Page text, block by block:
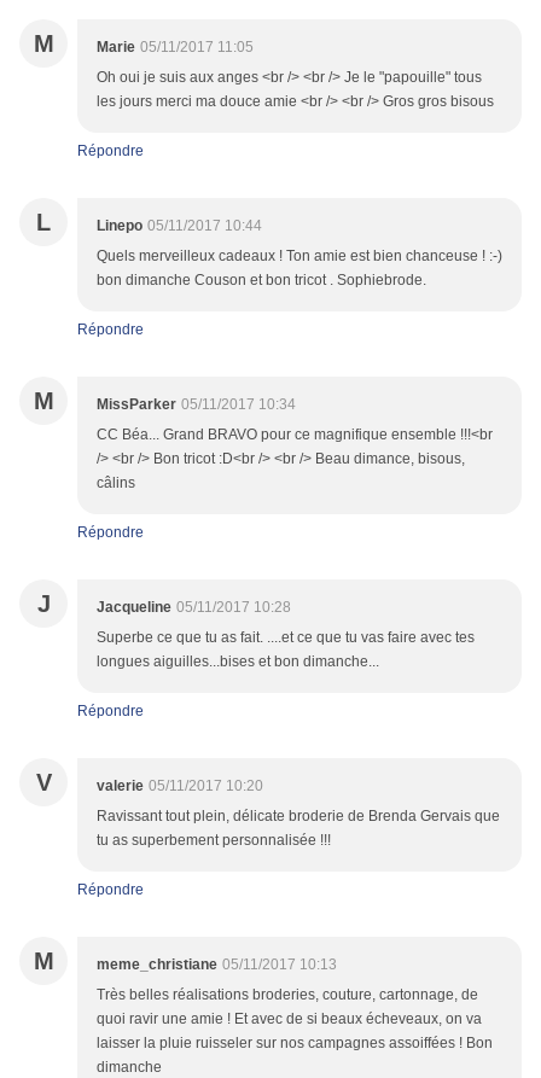
M Marie 05/11/2017 11:05
Oh oui je suis aux anges <br /> <br /> Je le "papouille" tous
les jours merci ma douce amie <br /> <br /> Gros gros bisous
Répondre
L Linepo 05/11/2017 10:44
Quels merveilleux cadeaux ! Ton amie est bien chanceuse ! :-)
bon dimanche Couson et bon tricot . Sophiebrode.
Répondre
M MissParker 05/11/2017 10:34
CC Béa... Grand BRAVO pour ce magnifique ensemble !!!<br
/> <br /> Bon tricot :D<br /> <br /> Beau dimance, bisous,
câlins
Répondre
J Jacqueline 05/11/2017 10:28
Superbe ce que tu as fait. ....et ce que tu vas faire avec tes
longues aiguilles...bises et bon dimanche...
Répondre
V valerie 05/11/2017 10:20
Ravissant tout plein, délicate broderie de Brenda Gervais que
tu as superbement personnalisée !!!
Répondre
M meme_christiane 05/11/2017 10:13
Très belles réalisations broderies, couture, cartonnage, de
quoi ravir une amie ! Et avec de si beaux écheveaux, on va
laisser la pluie ruisseler sur nos campagnes assoiffées ! Bon
dimanche